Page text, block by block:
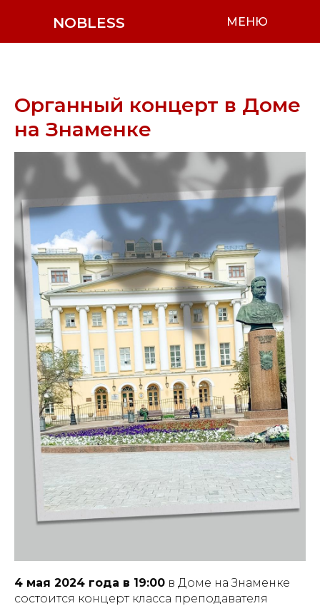
NOBLESS МЕНЮ
Органный концерт в Доме
на Знаменке
4 мая 2024 года в 19:00 в Доме на Знаменке
состоится концерт класса преподавателя